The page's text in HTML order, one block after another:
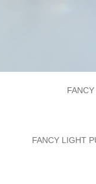
FANCY LIGHT